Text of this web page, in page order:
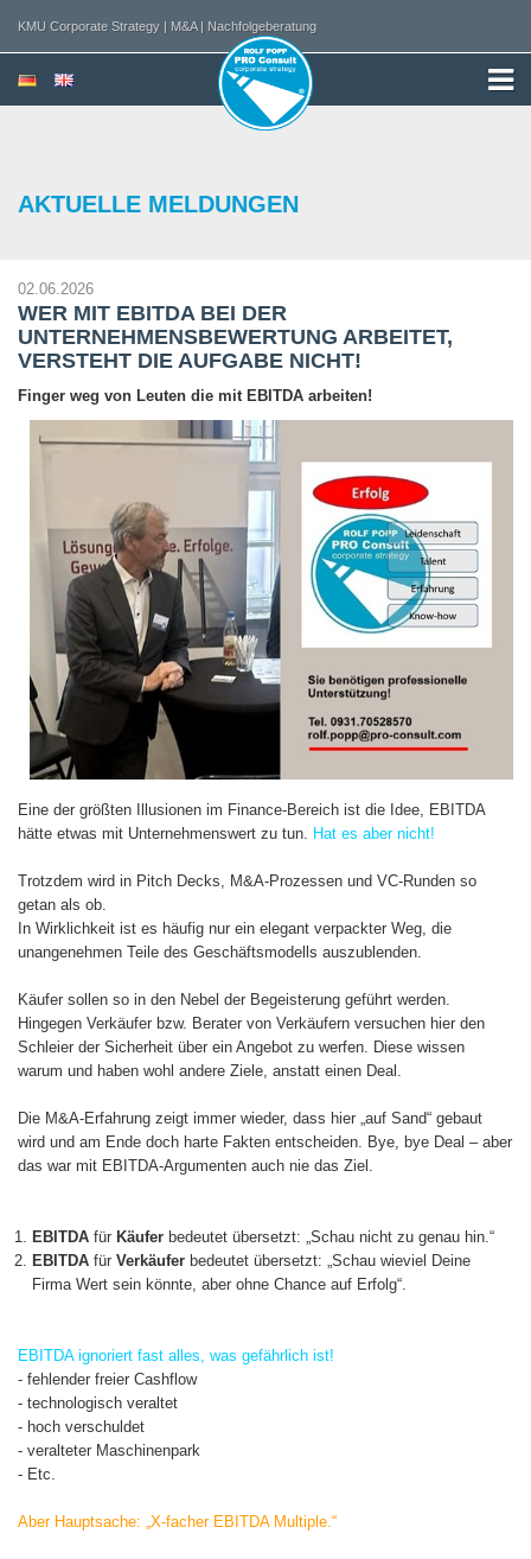
KMU Corporate Strategy | M&A | Nachfolgeberatung
AKTUELLE MELDUNGEN
02.06.2026
WER MIT EBITDA BEI DER
UNTERNEHMENSBEWERTUNG ARBEITET,
VERSTEHT DIE AUFGABE NICHT!
Finger weg von Leuten die mit EBITDA arbeiten!
Eine der größten Illusionen im Finance-Bereich ist die Idee, EBITDA
hätte etwas mit Unternehmenswert zu tun. Hat es aber nicht!
Trotzdem wird in Pitch Decks, M&A-Prozessen und VC-Runden so
getan als ob.
In Wirklichkeit ist es häufig nur ein elegant verpackter Weg, die
unangenehmen Teile des Geschäftsmodells auszublenden.
Käufer sollen so in den Nebel der Begeisterung geführt werden.
Hingegen Verkäufer bzw. Berater von Verkäufern versuchen hier den
Schleier der Sicherheit über ein Angebot zu werfen. Diese wissen
warum und haben wohl andere Ziele, anstatt einen Deal.
Die M&A-Erfahrung zeigt immer wieder, dass hier „auf Sand“ gebaut
wird und am Ende doch harte Fakten entscheiden. Bye, bye Deal – aber
das war mit EBITDA-Argumenten auch nie das Ziel.
EBITDA für Käufer bedeutet übersetzt: „Schau nicht zu genau hin.“
EBITDA für Verkäufer bedeutet übersetzt: „Schau wieviel Deine
Firma Wert sein könnte, aber ohne Chance auf Erfolg“.
EBITDA ignoriert fast alles, was gefährlich ist!
- fehlender freier Cashflow
- technologisch veraltet
- hoch verschuldet
- veralteter Maschinenpark
- Etc.
Aber Hauptsache: „X-facher EBITDA Multiple.“